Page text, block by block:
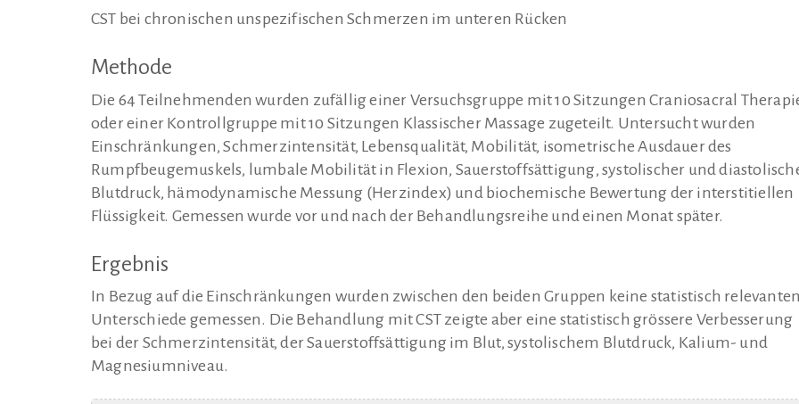
CST bei chronischen unspezifischen Schmerzen im unteren Rücken
Methode
Die 64 Teilnehmenden wurden zufällig einer Versuchsgruppe mit 10 Sitzungen Craniosacral
oder einer Kontrollgruppe mit 10 Sitzungen Klassischer Massage zugeteilt. Untersucht wurden
Einschränkungen, Schmerzintensität, Lebensqualität, Mobilität, isometrische Ausdauer des
Rumpfbeugemuskels, lumbale Mobilität in Flexion, Sauerstoffsättigung, systolischer und
Blutdruck, hämodynamische Messung (Herzindex) und biochemische Bewertung der interstitiellen
Flüssigkeit. Gemessen wurde vor und nach der Behandlungsreihe und einen Monat später.
Ergebnis
In Bezug auf die Einschränkungen wurden zwischen den beiden Gruppen keine statistisch
Unterschiede gemessen. Die Behandlung mit CST zeigte aber eine statistisch grössere Verbesserung
bei der Schmerzintensität, der Sauerstoffsättigung im Blut, systolischem Blutdruck, Kalium- und
Magnesiumniveau.